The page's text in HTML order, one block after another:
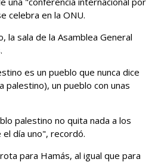
celebra en la ONU.
la sala de la Asamblea General
es un pueblo que nunca dice
palestino), un pueblo con unas
palestino no quita nada a los
día uno", recordó.
para Hamás, al igual que para